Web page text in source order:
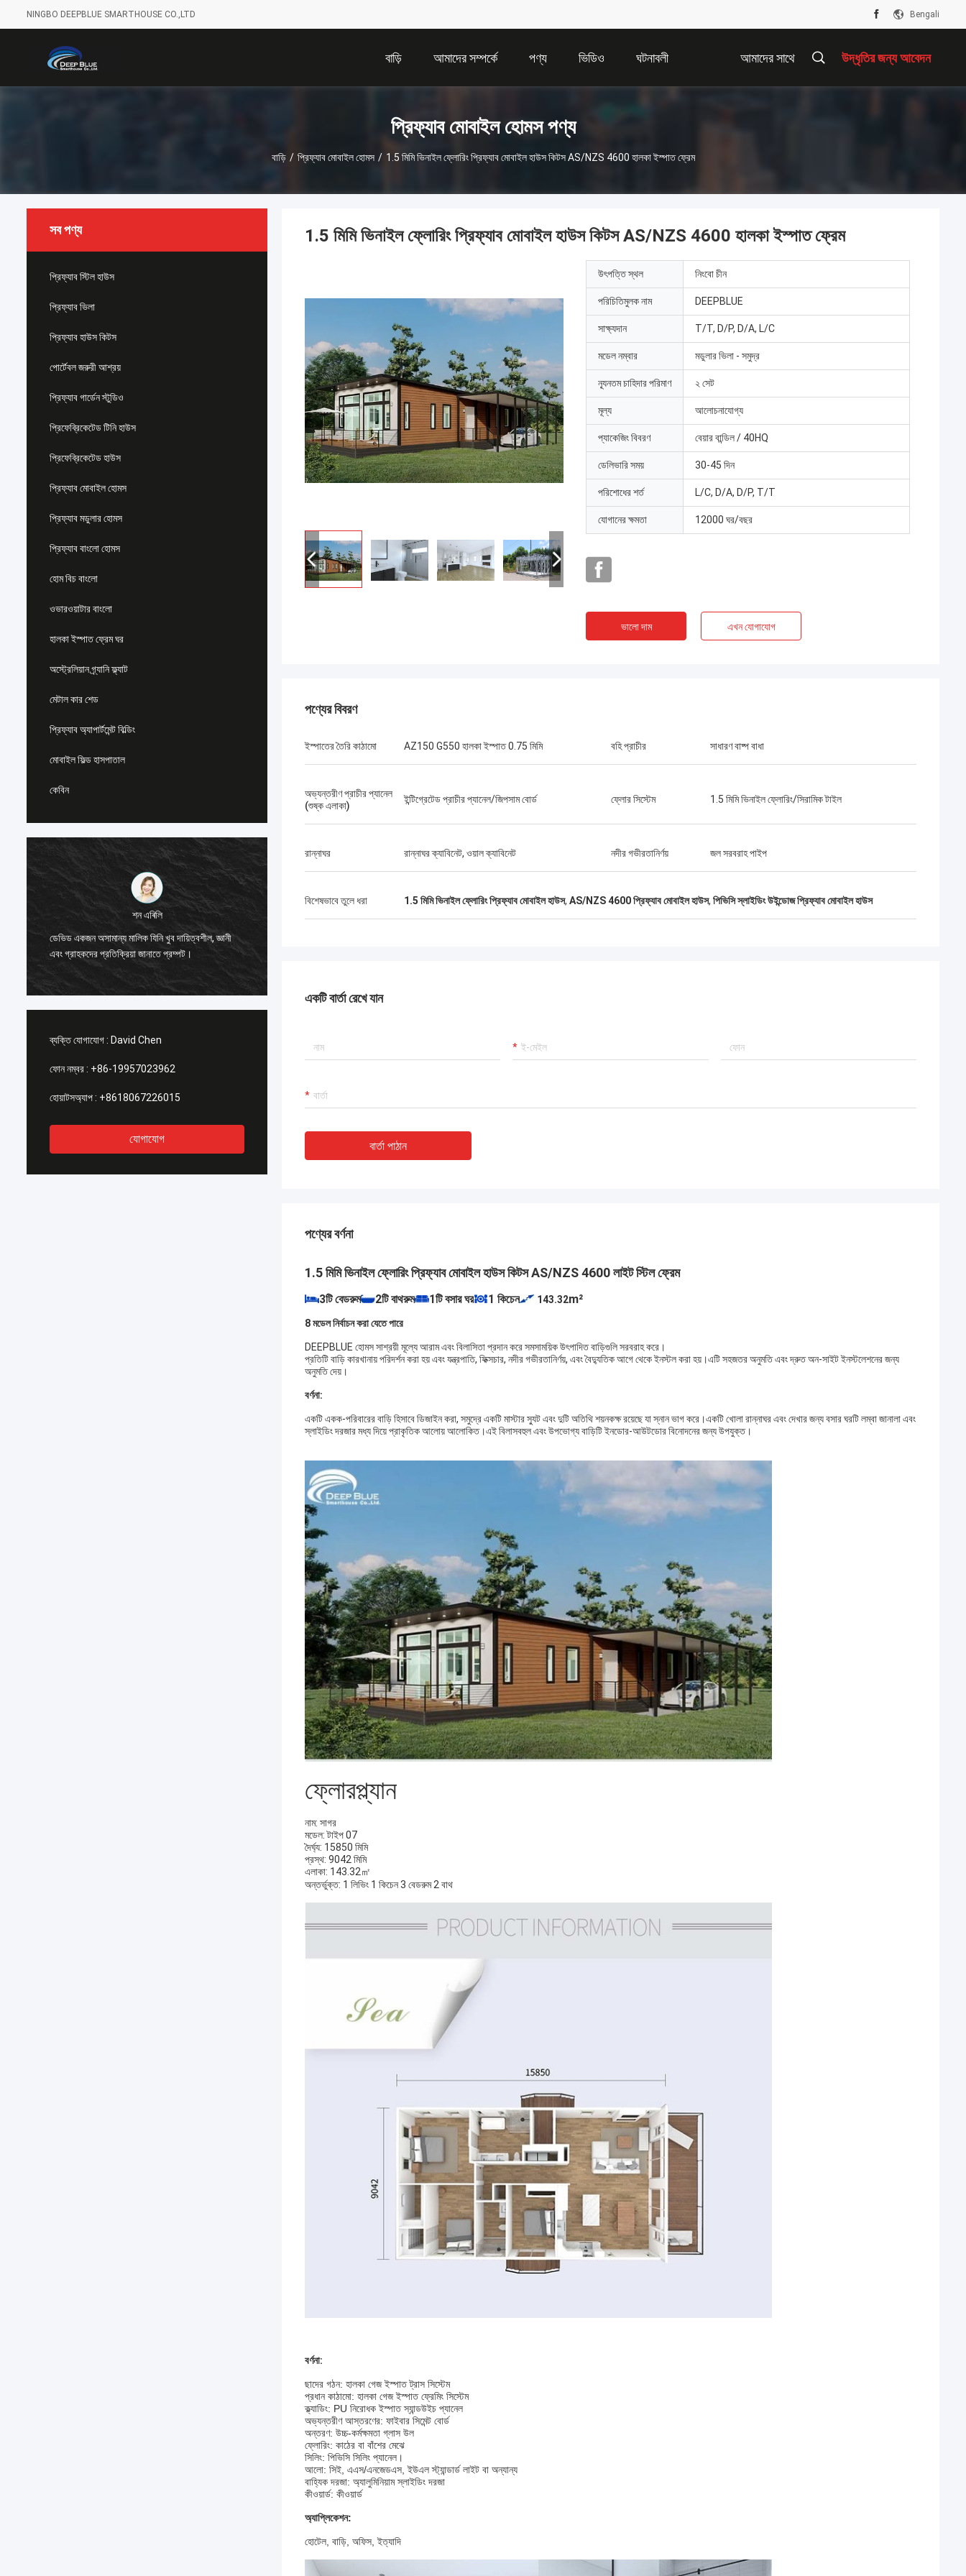
NINGBO DEEPBLUE SMARTHOUSE CO.,LTD Bengali
বাড়ি আমাদের সম্পর্কে পণ্য ভিডিও ঘটনাবলী আমাদের সাথে উদ্ধৃতির জন্য আবেদন
প্রিফ্যাব মোবাইল হোমস পণ্য
বাড়ি / প্রিফ্যাব মোবাইল হোমস / 1.5 মিমি ভিনাইল ফ্লোরিং প্রিফ্যাব মোবাইল হাউস কিটস AS/NZS 4600 হালকা ইস্পাত ফ্রেম
সব পণ্য
প্রিফ্যাব স্টিল হাউস
প্রিফ্যাব ভিলা
প্রিফ্যাব হাউস কিটস
পোর্টেবল জরুরী আশ্রয়
প্রিফ্যাব গার্ডেন স্টুডিও
প্রিফেব্রিকেটেড টিনি হাউস
প্রিফেব্রিকেটেড হাউস
প্রিফ্যাব মোবাইল হোমস
প্রিফ্যাব মডুলার হোমস
প্রিফ্যাব বাংলো হোমস
হোম বিচ বাংলো
ওভারওয়াটার বাংলো
হালকা ইস্পাত ফ্রেম ঘর
অস্ট্রেলিয়ান গ্র্যানি ফ্ল্যাট
মেটাল কার শেড
প্রিফ্যাব অ্যাপার্টমেন্ট বিল্ডিং
মোবাইল ফিল্ড হাসপাতাল
কেবিন
শন এৰিলি
ডেভিড একজন অসামান্য মালিক যিনি খুব দায়িত্বশীল, জ্ঞানী
এবং গ্রাহকদের প্রতিক্রিয়া জানাতে প্রম্পট।
মাইকেল কেয়ার্নস
ব্যক্তি যোগাযোগ : David Chen
ফোন নম্বর : +86-19957023962
হোয়াটসঅ্যাপ : +8618067226015
যোগাযোগ
1.5 মিমি ভিনাইল ফ্লোরিং প্রিফ্যাব মোবাইল হাউস কিটস AS/NZS 4600 হালকা ইস্পাত ফ্রেম
উৎপত্তি স্থল নিংবো চীন
পরিচিতিমুলক নাম DEEPBLUE
সাক্ষ্যদান T/T, D/P, D/A, L/C
মডেল নম্বার মডুলার ভিলা - সমুদ্র
ন্যূনতম চাহিদার পরিমাণ ২ সেট
মূল্য আলোচনাযোগ্য
প্যাকেজিং বিবরণ বেয়ার বান্ডিল / 40HQ
ডেলিভারি সময় 30-45 দিন
পরিশোধের শর্ত L/C, D/A, D/P, T/T
যোগানের ক্ষমতা 12000 ঘর/বছর
ভালো দাম এখন যোগাযোগ
পণ্যের বিবরণ
ইস্পাতের তৈরি কাঠামো AZ150 G550 হালকা ইস্পাত 0.75 মিমি বহি প্রাচীর সাধারণ বাষ্প বাধা
অভ্যন্তরীণ প্রাচীর প্যানেল
(শুষ্ক এলাকা)
ইন্টিগ্রেটেড প্রাচীর প্যানেল/জিপসাম বোর্ড ফ্লোর সিস্টেম 1.5 মিমি ভিনাইল ফ্লোরিং/সিরামিক টাইল
রান্নাঘর রান্নাঘর ক্যাবিনেট, ওয়াল ক্যাবিনেট নদীর গভীরতানির্ণয় জল সরবরাহ পাইপ
বিশেষভাবে তুলে ধরা 1.5 মিমি ভিনাইল ফ্লোরিং প্রিফ্যাব মোবাইল হাউস, AS/NZS 4600 প্রিফ্যাব মোবাইল হাউস, পিভিসি স্লাইডিং উইন্ডোজ প্রিফ্যাব মোবাইল হাউস
একটি বার্তা রেখে যান
বার্তা পাঠান
পণ্যের বর্ণনা
1.5 মিমি ভিনাইল ফ্লোরিং প্রিফ্যাব মোবাইল হাউস কিটস AS/NZS 4600 লাইট স্টিল ফ্রেম
3টি বেডরুম 2টি বাথরুম 1টি বসার ঘর 1 কিচেন 143.32m²
8 মডেল নির্বাচন করা যেতে পারে
DEEPBLUE হোমস সাশ্রয়ী মূল্যে আরাম এবং বিলাসিতা প্রদান করে সমসাময়িক উৎপাদিত বাড়িগুলি সরবরাহ করে।
প্রতিটি বাড়ি কারখানায় পরিদর্শন করা হয় এবং যন্ত্রপাতি, ফিক্সচার, নদীর গভীরতানির্ণয়, এবং বৈদ্যুতিক আগে থেকে ইনস্টল করা হয়।এটি সহজতর অনুমতি এবং দ্রুত অন-সাইট ইনস্টলেশনের জন্য
অনুমতি দেয়।
বর্ণনা:
একটি একক-পরিবারের বাড়ি হিসাবে ডিজাইন করা, সমুদ্রে একটি মাস্টার স্যুট এবং দুটি অতিথি শয়নকক্ষ রয়েছে যা স্নান ভাগ করে।একটি খোলা রান্নাঘর এবং দেখার জন্য বসার ঘরটি লম্বা জানালা এবং
স্লাইডিং দরজার মধ্য দিয়ে প্রাকৃতিক আলোয় আলোকিত।এই বিলাসবহুল এবং উপভোগ্য বাড়িটি ইনডোর-আউটডোর বিনোদনের জন্য উপযুক্ত।
ফ্লোরপ্ল্যান
নাম: সাগর
মডেল: টাইপ 07
দৈর্ঘ্য: 15850 মিমি
প্রস্থ: 9042 মিমি
এলাকা: 143.32㎡
অন্তর্ভুক্ত: 1 লিভিং 1 কিচেন 3 বেডরুম 2 বাথ
বর্ণনা:
ছাদের গঠন: হালকা গেজ ইস্পাত ট্রাস সিস্টেম
প্রধান কাঠামো: হালকা গেজ ইস্পাত ফ্রেমিং সিস্টেম
ক্ল্যাডিং: PU নিরোধক ইস্পাত স্যান্ডউইচ প্যানেল
অভ্যন্তরীণ আস্তরণের: ফাইবার সিমেন্ট বোর্ড
অন্তরণ: উচ্চ-কর্মক্ষমতা গ্লাস উল
ফ্লোরিং: কাঠের বা বাঁশের মেঝে
সিলিং: পিভিসি সিলিং প্যানেল।
আলো: সিই, এএস/এনজেডএস, ইউএল স্ট্যান্ডার্ড লাইট বা অন্যান্য
বাহ্যিক দরজা: অ্যালুমিনিয়াম স্লাইডিং দরজা
কীওয়ার্ড: কীওয়ার্ড
অ্যাপ্লিকেশন:
হোটেল, বাড়ি, অফিস, ইত্যাদি